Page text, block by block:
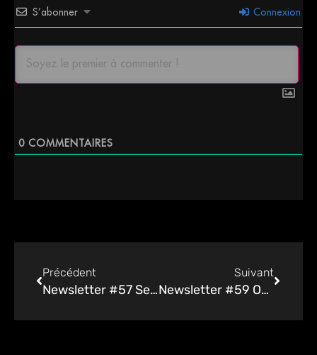
S’abonner Connexion
0 COMMENTAIRES
Précédent
Newsletter #57 Septembre 2024
Suivant
Newsletter #59 Octobre 2024